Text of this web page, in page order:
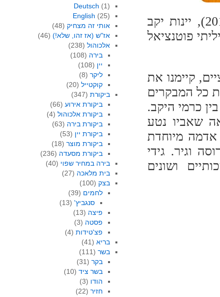
בשנה שעברה (נובמבר 2011), יינות יקב
פוטנציאל
קיימנו את
כל המבקרים
כרמי היקב.
שאביו נטע
מיוחדת
רוסה וגיר. גידי
ושונים
Deutsch (1)
English (25)
אותי זה מצחיק(48)
אז"ש (אז זהו, שלא!)(46)
אלכוהול(238)
בירה (108)
יין (108)
ליקר (8)
קוקטייל (20)
ביקורת(347)
ביקורת אירוע (66)
ביקורת אלכוהול (4)
ביקורת בירה (63)
ביקורת יין (53)
ביקורת מוצר (18)
ביקורת מסעדה (236)
בירה במחיר שפוי (40)
בית מלאכה (27)
בצק(100)
לחמים (39)
סנגביץ'(13)
פיצה (13)
פסטה (3)
פצ'טידות (4)
בריא(41)
בשר(111)
בקר (31)
בשר ציד (10)
הודו (3)
חזיר (22)